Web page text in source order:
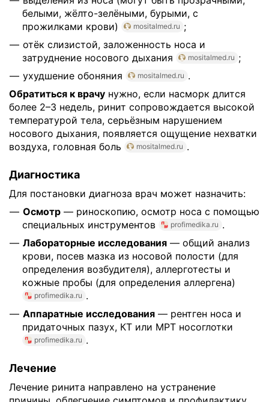
белыми, жёлто-зелёными, бурыми, с
прожилками крови)
mositalmed.ru ;
отёк слизистой, заложенность носа и
затруднение носового дыхания
mositalmed.ru ;
ухудшение обоняния
mositalmed.ru .
Обратиться к врачу нужно, если насморк длится
более 2–3 недель, ринит сопровождается высокой
температурой тела, серьёзным нарушением
носового дыхания, появляется ощущение нехватки
воздуха, головная боль
mositalmed.ru .
Диагностика
Для постановки диагноза врач может назначить:
Осмотр — риноскопию, осмотр носа с помощью
специальных инструментов
profimedika.ru .
Лабораторные исследования — общий анализ
крови, посев мазка из носовой полости (для
определения возбудителя), аллерготесты и
кожные пробы (для определения аллергена)
profimedika.ru .
Аппаратные исследования — рентген носа и
придаточных пазух, КТ или МРТ носоглотки
profimedika.ru .
Лечение
Лечение ринита направлено на устранение